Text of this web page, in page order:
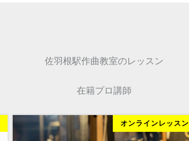
佐羽根駅作曲教室のレッスン
在籍プロ講師
オンラインレッスン